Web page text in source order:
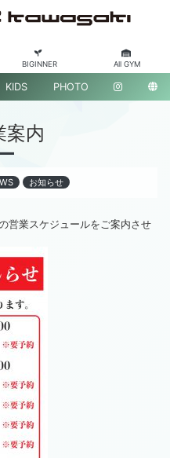
BIGINNER All GYM
KIDS PHOTO
案内
お知らせ
営業スケジュールをご案内させ